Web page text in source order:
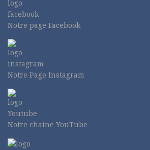
Notre page Facebook
Notre Page Instagram
Notre chaine YouTube